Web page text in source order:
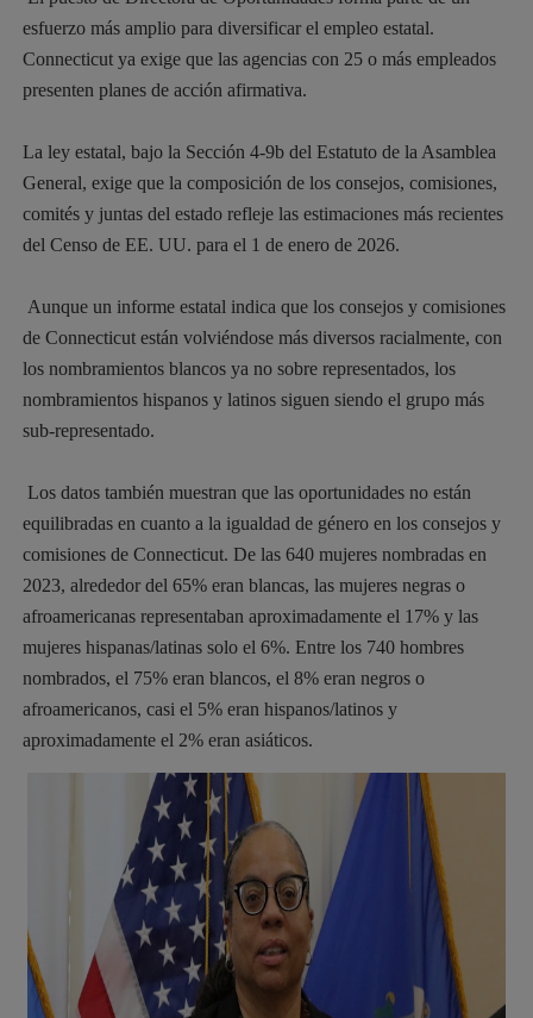
esfuerzo más amplio para diversificar el empleo estatal.
Connecticut ya exige que las agencias con 25 o más empleados
presenten planes de acción afirmativa.
La ley estatal, bajo la Sección 4-9b del Estatuto de la Asamblea
General, exige que la composición de los consejos, comisiones,
comités y juntas del estado refleje las estimaciones más recientes
del Censo de EE. UU. para el 1 de enero de 2026.
Aunque un informe estatal indica que los consejos y comisiones
de Connecticut están volviéndose más diversos racialmente, con
los nombramientos blancos ya no sobre representados, los
nombramientos hispanos y latinos siguen siendo el grupo más
sub-representado.
Los datos también muestran que las oportunidades no están
equilibradas en cuanto a la igualdad de género en los consejos y
comisiones de Connecticut. De las 640 mujeres nombradas en
2023, alrededor del 65% eran blancas, las mujeres negras o
afroamericanas representaban aproximadamente el 17% y las
mujeres hispanas/latinas solo el 6%. Entre los 740 hombres
nombrados, el 75% eran blancos, el 8% eran negros o
afroamericanos, casi el 5% eran hispanos/latinos y
aproximadamente el 2% eran asiáticos.